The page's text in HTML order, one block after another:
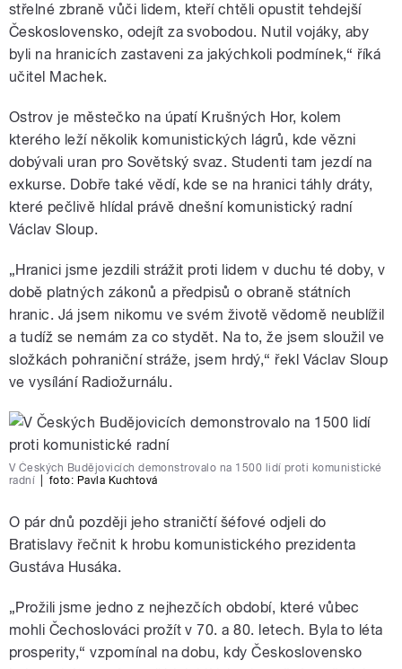
pause
střelné zbraně vůči lidem, kteří chtěli opustit tehdejší
Československo, odejít za svobodou. Nutil vojáky, aby
byli na hranicích zastaveni za jakýchkoli podmínek,“ říká
učitel Machek.
Ostrov je městečko na úpatí Krušných Hor, kolem
kterého leží několik komunistických lágrů, kde vězni
dobývali uran pro Sovětský svaz. Studenti tam jezdí na
exkurse. Dobře také vědí, kde se na hranici táhly dráty,
které pečlivě hlídal právě dnešní komunistický radní
Václav Sloup.
„Hranici jsme jezdili strážit proti lidem v duchu té doby, v
době platných zákonů a předpisů o obraně státních
hranic. Já jsem nikomu ve svém životě vědomě neublížil
a tudíž se nemám za co stydět. Na to, že jsem sloužil ve
složkách pohraniční stráže, jsem hrdý,“ řekl Václav Sloup
ve vysílání Radiožurnálu.
V Českých Budějovicích demonstrovalo na 1500 lidí proti komunistické
radní
foto: Pavla Kuchtová
O pár dnů později jeho straničtí šéfové odjeli do
Bratislavy řečnit k hrobu komunistického prezidenta
Gustáva Husáka.
„Prožili jsme jedno z nejhezčích období, které vůbec
mohli Čechoslováci prožít v 70. a 80. letech. Byla to léta
prosperity,“ vzpomínal na dobu, kdy Československo